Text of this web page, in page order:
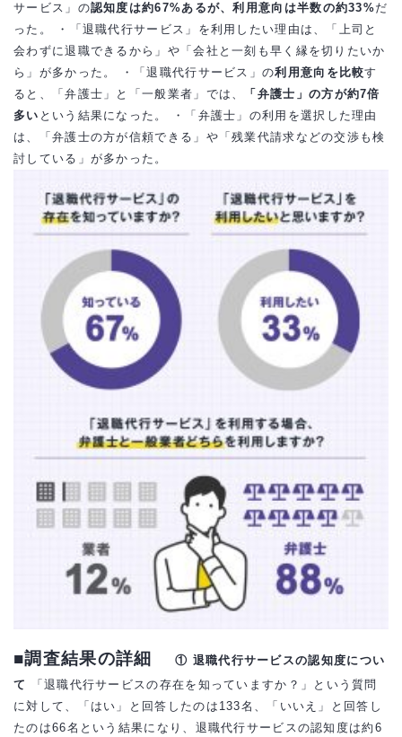
サービス」の認知度は約67%あるが、利用意向は半数の約33%だ
った。 ・「退職代行サービス」を利用したい理由は、「上司と
会わずに退職できるから」や「会社と一刻も早く縁を切りたいか
ら」が多かった。 ・「退職代行サービス」の利用意向を比較す
ると、「弁護士」と「一般業者」では、
「弁護士」の方が約7倍
多い という結果になった。 ・「弁護士」の利用を選択した理由
は、「弁護士の方が信頼できる」や「残業代請求などの交渉も検
討している」が多かった。
■調査結果の詳細
① 退職代行サービスの認知度につい
て
「退職代行サービスの存在を知っていますか？」という質問
に対して、「はい」と回答したのは133名、「いいえ」と回答し
たのは66名という結果になり、退職代行サービスの認知度は約6